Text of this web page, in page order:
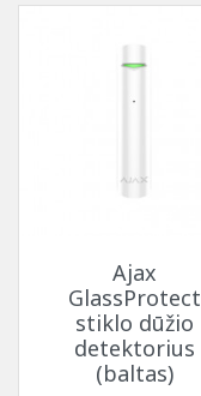
Ajax
GlassProtect
stiklo dūžio
detektorius
(baltas)